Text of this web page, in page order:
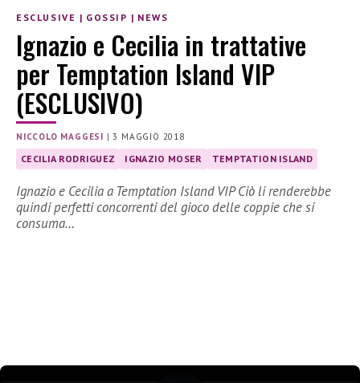
ESCLUSIVE | GOSSIP | NEWS
Ignazio e Cecilia in trattative
per Temptation Island VIP
(ESCLUSIVO)
NICCOLO MAGGESI |3 MAGGIO 2018
CECILIA RODRIGUEZ IGNAZIO MOSER TEMPTATION ISLAND
Ignazio e Cecilia a Temptation Island VIP Ciò li renderebbe
quindi perfetti concorrenti del gioco delle coppie che si
consuma…